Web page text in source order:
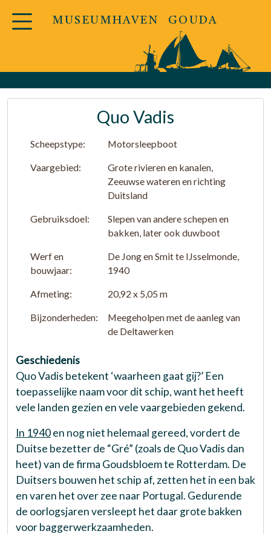
MUSEUMHAVEN GOUDA
Quo Vadis
Scheepstype: Motorsleepboot
Vaargebied:
Grote rivieren en kanalen,
Zeeuwse wateren en richting
Duitsland
Gebruiksdoel:
Slepen van andere schepen en
bakken, later ook duwboot
Werf en
bouwjaar:
De Jong en Smit te IJsselmonde,
1940
Afmeting: 20,92 x 5,05 m
Bijzonderheden:
Meegeholpen met de aanleg van
de Deltawerken
Geschiedenis
Quo Vadis betekent ‘waarheen gaat gij?’ Een
toepasselijke naam voor dit schip, want het heeft
vele landen gezien en vele vaargebieden gekend.
In 1940en nog niet helemaal gereed, vordert de
Duitse bezetter de “Gré” (zoals de Quo Vadis dan
heet) van de firma Goudsbloem te Rotterdam. De
Duitsers bouwen het schip af, zetten het in een bak
en varen het over zee naar Portugal. Gedurende
de oorlogsjaren versleept het daar grote bakken
voor baggerwerkzaamheden.